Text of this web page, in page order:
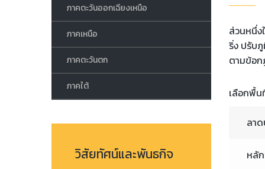
ภาคตะวันออกเฉียงเหนือ
ภาคเหนือ
ภาคตะวันตก
ภาคใต้
วิสัยทัศน์และพันธกิจ
ส่วนหนึ่ง
ริ่ง ปรับ
ตามข้อ
เลือกพื้น
ลา
หลั